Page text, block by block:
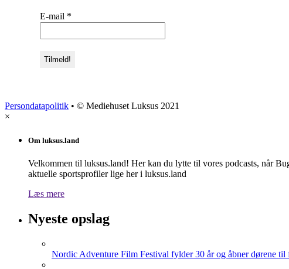
E-mail *
Persondatapolitik • © Mediehuset Luksus 2021
×
Om luksus.land
Velkommen til luksus.land! Her kan du lytte til vores podcasts, når
aktuelle sportsprofiler lige her i luksus.land
Læs mere
Nyeste opslag
Nordic Adventure Film Festival fylder 30 år og åbner dørene til